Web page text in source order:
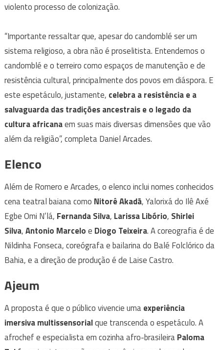
violento processo de colonização.
“Importante ressaltar que, apesar do candomblé ser um
sistema religioso, a obra não é proselitista. Entendemos o
candomblé e o terreiro como espaços de manutenção e de
resistência cultural, principalmente dos povos em diáspora. E
este espetáculo, justamente, celebra a resistência e a
salvaguarda das tradições ancestrais e o legado da
cultura africanaem suas mais diversas dimensões que vão
além da religião”, completa Daniel Arcades.
Elenco
Além de Romero e Arcades, o elenco inclui nomes conhecidos
cena teatral baiana como Nitorê Akadã, Yalorixá do Ilê Axé
Egbe Omi N’lá, Fernanda Silva, Larissa Libório, Shirlei
Silva,Antonio Marceloe Diogo Teixeira. A coreografia é de
Nildinha Fonseca, coreógrafa e bailarina do Balé Folclórico da
Bahia, e a direção de produção é de Laise Castro.
Ajeum
A proposta é que o público vivencie umaexperiência
imersiva multissensorialque transcenda o espetáculo. A
afrochef e especialista em cozinha afro-brasileiraPaloma